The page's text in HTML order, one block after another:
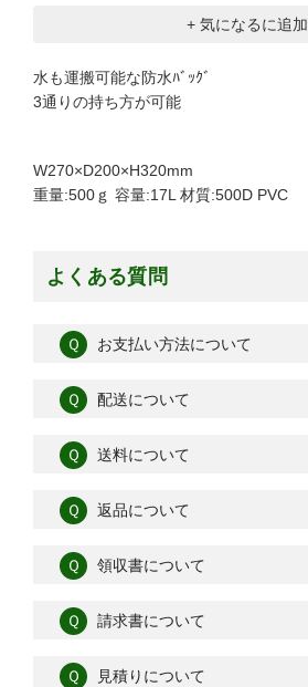
+ 気になるに追加
水も運搬可能な防水ﾊﾞｯｸﾞ
3通りの持ち方が可能
W270×D200×H320mm
重量:500ｇ 容量:17L 材質:500D PVC
よくある質問
Ｑ お支払い方法について
Ｑ 配送について
Ｑ 送料について
Ｑ 返品について
Ｑ 領収書について
Ｑ 請求書について
Ｑ 見積りについて